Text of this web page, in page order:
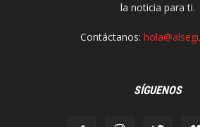
la noticia para ti.
Contáctanos:
SÍGUENOS